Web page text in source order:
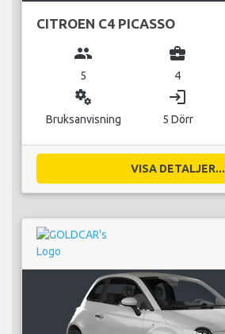
CITROEN C4 PICASSO
group
5
business_center
4
miscellaneous_services
Bruksanvisning
login
5 Dörr
VISA DETALJER...